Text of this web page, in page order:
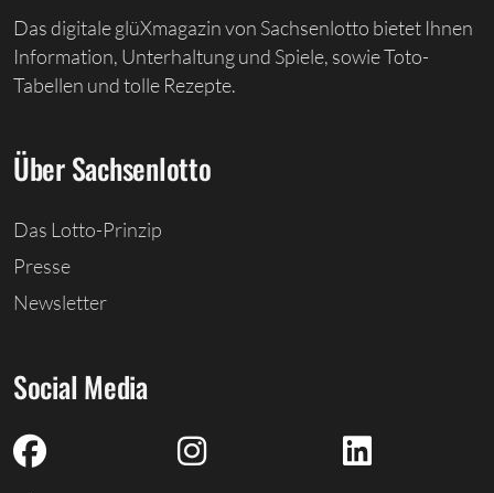
Das digitale glüXmagazin von Sachsenlotto bietet Ihnen
Information, Unterhaltung und Spiele, sowie Toto-
Tabellen und tolle Rezepte.
Über Sachsenlotto
Das Lotto-Prinzip
Presse
Newsletter
Social Media